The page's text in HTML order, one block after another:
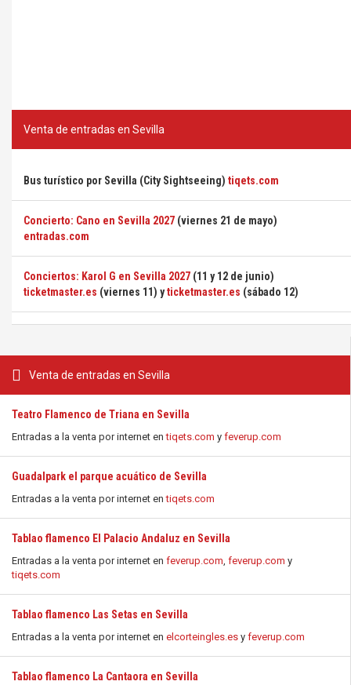
Venta de entradas en Sevilla
Teatro Flamenco de Triana en Sevilla
Entradas a la venta por internet entiqets.com y feverup.com
Guadalpark el parque acuático de Sevilla
Entradas a la venta por internet entiqets.com
Tablao flamenco El Palacio Andaluz en Sevilla
Entradas a la venta por internet en feverup.com, feverup.com y
tiqets.com
Tablao flamenco Las Setas en Sevilla
Entradas a la venta por internet en elcorteingles.es y feverup.com
Tablao flamenco La Cantaora en Sevilla
Venta de entradas en Sevilla
Bus turístico por Sevilla (City Sightseeing) tiqets.com
Concierto: Cano en Sevilla 2027 (viernes 21 de mayo)
entradas.com
Conciertos: Karol G en Sevilla 2027 (11 y 12 de junio)
ticketmaster.es (viernes 11) yticketmaster.es (sábado 12)